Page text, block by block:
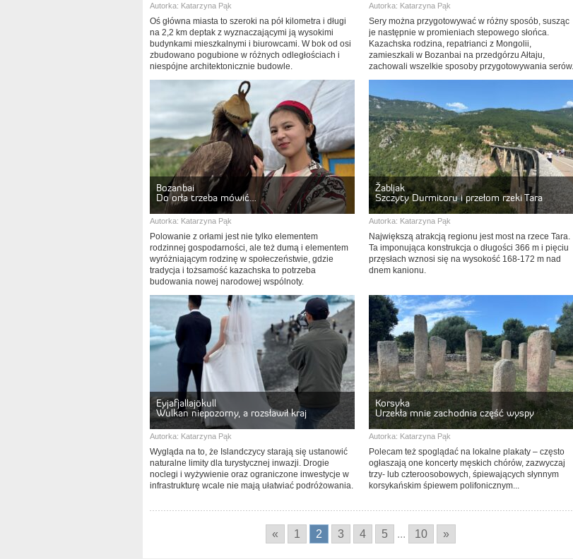
Autorka: Katarzyna Pąk
Oś główna miasta to szeroki na pół kilometra i długi
na 2,2 km deptak z wyznaczającymi ją wysokimi
budynkami mieszkalnymi i biurowcami. W bok od osi
zbudowano pogubione w różnych odległościach i
niespójne architektonicznie budowle.
Autorka: Katarzyna Pąk
Sery można przygotowywać w różny sposób, susząc
je następnie w promieniach stepowego słońca.
Kazachska rodzina, repatrianci z Mongolii,
zamieszkali w Bozanbai na przedgórzu Ałtaju,
zachowali wszelkie sposoby przygotowywania serów.
Bozanbai
Do orła trzeba mówić…
Autorka: Katarzyna Pąk
Polowanie z orłami jest nie tylko elementem
rodzinnej gospodarności, ale też dumą i elementem
wyróżniającym rodzinę w społeczeństwie, gdzie
tradycja i tożsamość kazachska to potrzeba
budowania nowej narodowej wspólnoty.
Žabljak
Szczyty Durmitoru i przełom rzeki Tara
Autorka: Katarzyna Pąk
Największą atrakcją regionu jest most na rzece Tara.
Ta imponująca konstrukcja o długości 366 m i pięciu
przęsłach wznosi się na wysokość 168-172 m nad
dnem kanionu.
Eyjafjallajökull
Wulkan niepozorny, a rozsławił kraj
Autorka: Katarzyna Pąk
Wygląda na to, że Islandczycy starają się ustanowić
naturalne limity dla turystycznej inwazji. Drogie
noclegi i wyżywienie oraz ograniczone inwestycje w
infrastrukturę wcale nie mają ułatwiać podróżowania.
Korsyka
Urzekła mnie zachodnia część wyspy
Autorka: Katarzyna Pąk
Polecam też spoglądać na lokalne plakaty – często
ogłaszają one koncerty męskich chórów, zazwyczaj
trzy- lub czteroosobowych, śpiewających słynnym
korsykańskim śpiewem polifonicznym...
« 1 2 3 4 5 ... 10 »